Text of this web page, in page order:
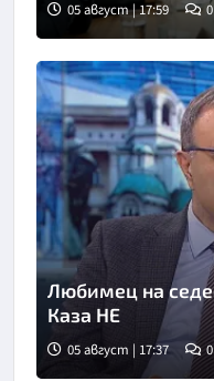
05 август | 17:59 0
Любимец на
Каза НЕ
05 август | 17:37 0